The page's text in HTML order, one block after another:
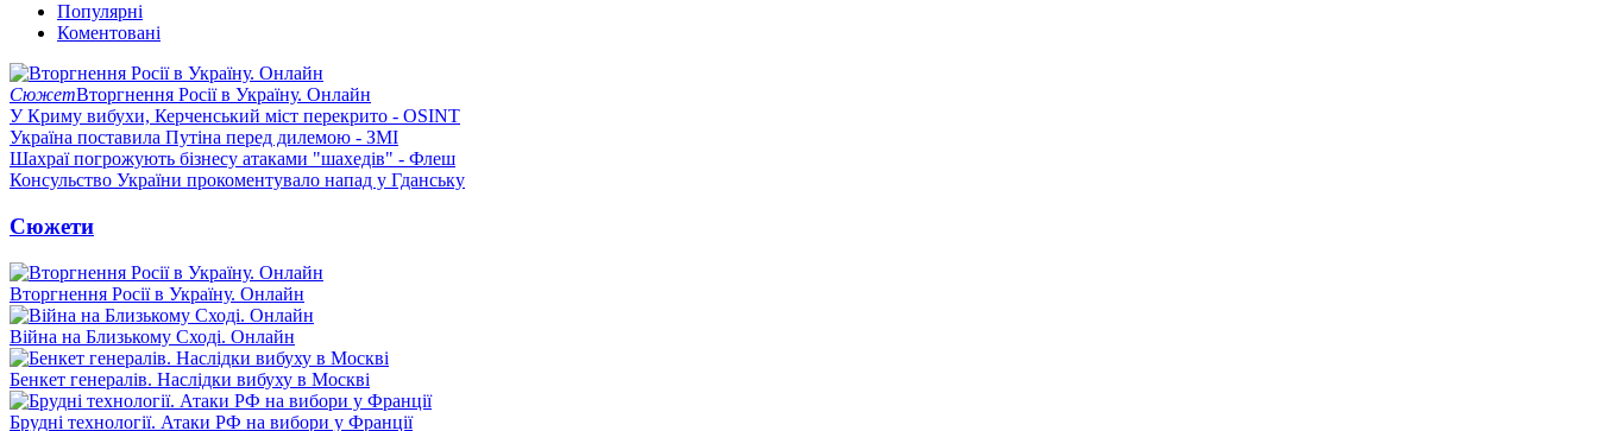
Популярні
Коментовані
СюжетВторгнення Росії в Україну. Онлайн
У Криму вибухи, Керченський міст перекрито - OSINT
Україна поставила Путіна перед дилемою - ЗМІ
Шахраї погрожують бізнесу атаками "шахедів" - Флеш
Консульство України прокоментувало напад у Гданську
Сюжети
Вторгнення Росії в Україну. Онлайн
Війна на Близькому Сході. Онлайн
Бенкет генералів. Наслідки вибуху в Москві
Брудні технології. Атаки РФ на вибори у Франції